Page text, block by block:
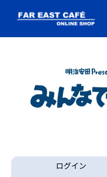
ログイン